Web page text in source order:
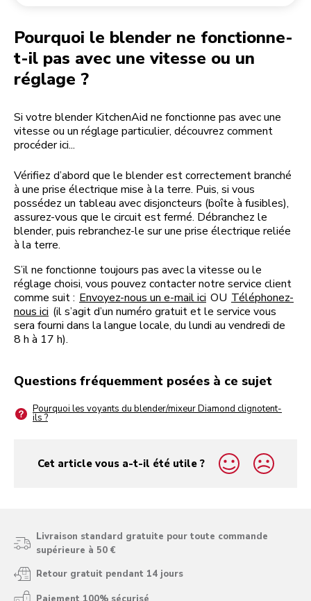
Pourquoi le blender ne fonctionne-
t-il pas avec une vitesse ou un
réglage ?
Si votre blender KitchenAid ne fonctionne pas avec une
vitesse ou un réglage particulier, découvrez comment
procéder ici...
Vérifiez d’abord que le blender est correctement branché
à une prise électrique mise à la terre. Puis, si vous
possédez un tableau avec disjoncteurs (boîte à fusibles),
assurez-vous que le circuit est fermé. Débranchez le
blender, puis rebranchez-le sur une prise électrique reliée
à la terre.
S’il ne fonctionne toujours pas avec la vitesse ou le
réglage choisi, vous pouvez contacter notre service client
comme suit : Envoyez-nous un e-mail ici OU Téléphonez-
nous ici (il s’agit d’un numéro gratuit et le service vous
sera fourni dans la langue locale, du lundi au vendredi de
8 h à 17 h).
Questions fréquemment posées à ce sujet
Pourquoi les voyants du blender/mixeur Diamond clignotent-
ils ?
Cet article vous a-t-il été utile ?
yes
no
Livraison standard gratuite pour toute commande
supérieure à 50 €
Retour gratuit pendant 14 jours